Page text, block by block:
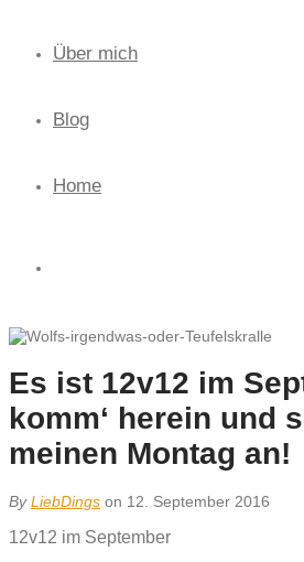
Über mich
Blog
Home
Es ist 12v12 im
komm‘ herein und
meinen Montag an!
ByLiebDings on 12. September 2016
12v12 im September